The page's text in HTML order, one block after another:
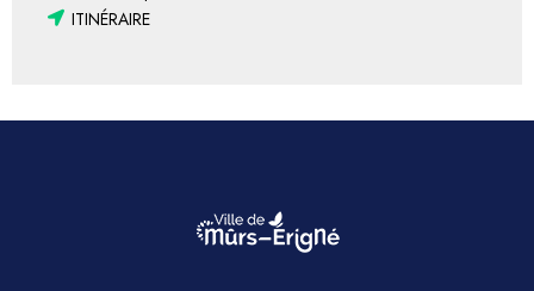
ITINÉRAIRE